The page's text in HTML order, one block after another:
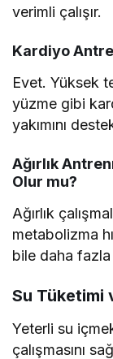
verimli çalışır.
Kardiyo
Evet. Yüksek
yüzme gibi
yakımını
Ağırlık
Olur mu?
Ağırlık
metabolizma
bile daha fazla
Su Tüketimi
Yeterli su
çalışmasını